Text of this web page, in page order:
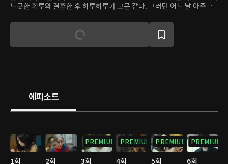
느긋한 휘루와 결혼한 후 하루하루가 고문 같다. 그러던 어느 날 아주 사
께 살면서 석무와 휘루는 결혼 때는 알지 못했던 면을 발견한다. 한편 석
무의 대학시절 여자친구인 유영은 여자들 사이에서 인기 만점인 장현과
위태로운 결혼 생활을 이어간다. 두 사람은 서로를 사랑하지만 결혼이라
에피소드
1회 2회
PREMIUM
3회
PREMIUM
4회
PREMIUM
5회
PREMIUM
6회